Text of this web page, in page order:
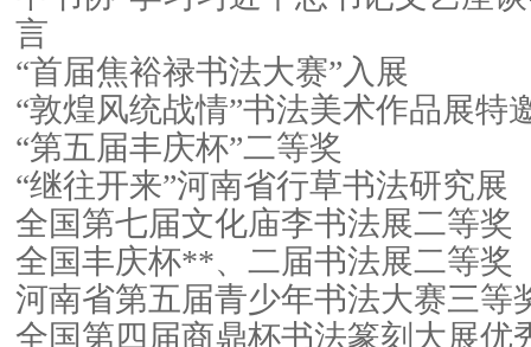
言
“首届焦裕禄书法大赛”入展
“敦煌风统战情”书法美术作品展特
“第五届丰庆杯”二等奖
“继往开来”河南省行草书法研究展
全国第七届文化庙李书法展二等奖
全国丰庆杯**、二届书法展二等奖
河南省第五届青少年书法大赛三等
全国第四届商鼎杯书法篆刻大展